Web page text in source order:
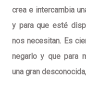
crea e intercambia
y para que esté
nos necesitan. Es
negarlo y que para
una gran